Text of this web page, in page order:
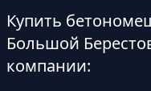
Купить
Большой
компании: